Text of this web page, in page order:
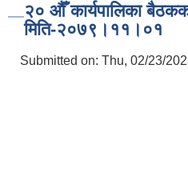
२० औँ कार्यपालिका
मिति-२०७९।११।०१
Submitted on: Thu, 02/23/